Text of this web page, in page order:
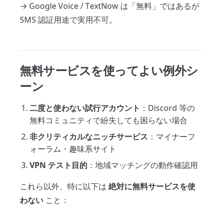
→ Google Voice / TextNow は「無料」ではあるが
SMS 認証用途で実用不可。
無料サービスを使ってよい例外シ
ーン
二度と使わない試行アカウント ：Discord 等の
無料コミュニティで紛失しても困らない場合
非クリティカルなニッチサービス ：マイナーフ
ォーラム・趣味系サイト
VPN テスト目的 ：地域マッチングの動作確認用
これら以外、特に以下は 絶対に無料サービスを使
わない こと：